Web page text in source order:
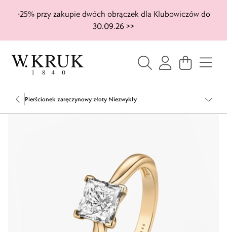
-25% przy zakupie dwóch obrączek dla Klubowiczów do
30.09.26 >>
Pierścionek zaręczynowy złoty Niezwykły